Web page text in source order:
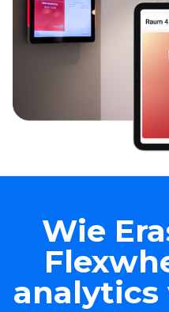
Wie